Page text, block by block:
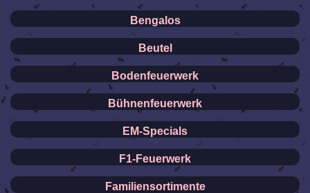
Bengalos
Beutel
Bodenfeuerwerk
Bühnenfeuerwerk
EM-Specials
F1-Feuerwerk
Familiensortimente